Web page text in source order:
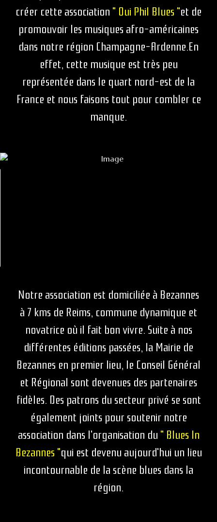
créer cette association " Oui Phil Blues "et de
promouvoir les musiques afro-américaines
dans notre région Champagne-Ardenne.En
effet, cette musique est très peu
représentée dans le quart nord-est de la
France et nous faisons tout pour combler ce
manque.
Notre association est domiciliée à Bezannes
à 7 kms de Reims, commune dynamique et
novatrice où il fait bon vivre. Suite à nos
différentes éditions passées, la Mairie de
Bezannes en premier lieu, le Conseil Général
et Régional sont devenues des partenaires
fidèles. Des patrons du secteur privé se sont
également joints pour soutenir notre
association dans l'organisation du " Blues In
Bezannes "qui est devenu aujourd'hui un lieu
incontournable de la scène blues dans la
région.